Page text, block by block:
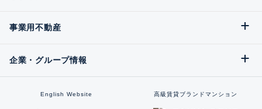
事業用不動産
企業・グループ情報
English Website 高級賃貸ブランドマンション